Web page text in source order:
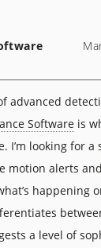
advanced
Software is
I’m looking for
motion alerts
happening
a level of